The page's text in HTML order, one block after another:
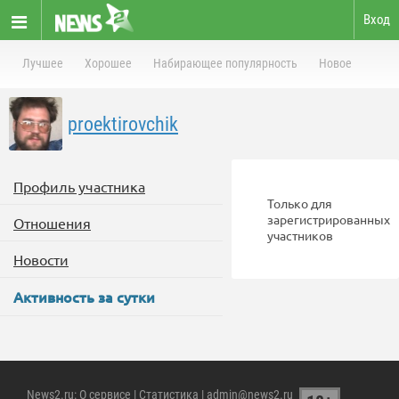
Вход
Лучшее Хорошее Набирающее популярность Новое
proektirovchik
Профиль участника
Отношения
Новости
Активность за сутки
Только для
зарегистрированных
участников
News2.ru: О сервисе | Статистика | admin@news2.ru